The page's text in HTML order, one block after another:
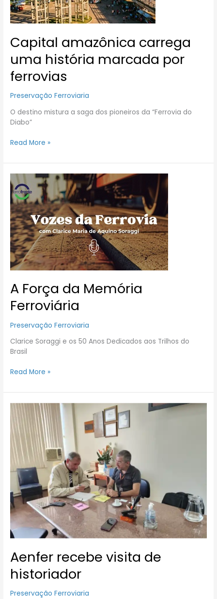
Capital amazônica carrega
uma história marcada por
ferrovias
Preservação Ferroviaria
O destino mistura a saga dos pioneiros da “Ferrovia do
Diabo”
ferrovias
Read More »
A Força da Memória
Ferroviária
Preservação Ferroviaria
Clarice Soraggi e os 50 Anos Dedicados aos Trilhos do
Brasil
A
Força
da
Memória
Ferroviária
Read More »
Aenfer recebe visita de
historiador
Preservação Ferroviaria
Aenfer
recebe
visita
de
historiador